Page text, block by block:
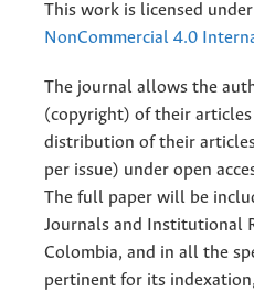
This work is licensed under
NonCommercial 4.0
The journal allows the
(copyright) of their
distribution of their
per issue) under open
The full paper will be
Journals and Institutional
Colombia, and in all the
pertinent for its